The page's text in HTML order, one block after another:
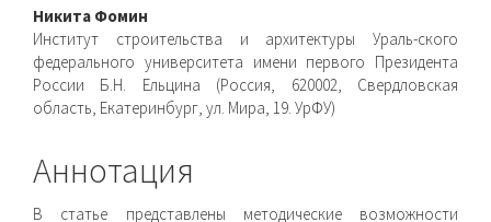
Никита Фомин
Институт строительства и архитектуры Ураль-ского
федерального университета имени первого Президента
России Б.Н. Ельцина (Россия, 620002, Свердловская
область, Екатеринбург, ул. Мира, 19. УрФУ)
Аннотация
В статье представлены методические возможности